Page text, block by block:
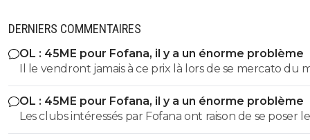
DERNIERS COMMENTAIRES
OL : 45ME pour Fofana, il y a un énorme problème
Il le vendront jamais à ce prix là lors de se mercato du
OL : 45ME pour Fofana, il y a un énorme problème
Les clubs intéressés par Fofana ont raison de se poser
bonnes questions à son sujet sur sa longue blessure. Il